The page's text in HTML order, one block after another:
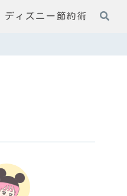
ディズニー節約術